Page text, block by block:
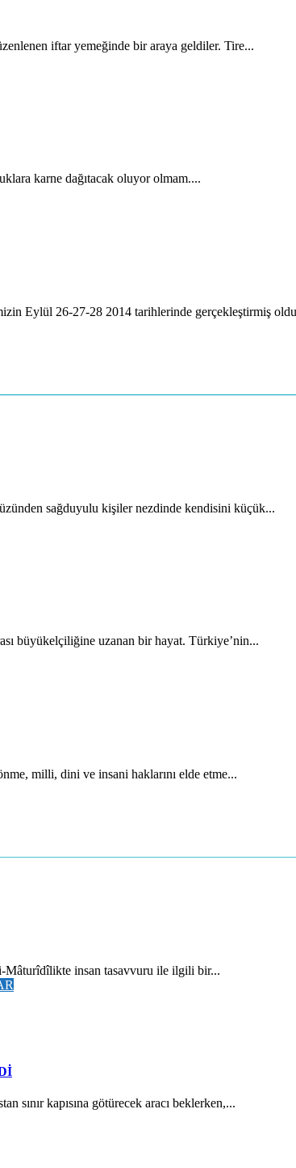
iftar yemeğinde bir araya geldiler. Tire...
karne dağıtacak oluyor olmam....
Eylül 26-27-28 2014 tarihlerinde gerçekleştirmiş
sağduyulu kişiler nezdinde kendisini küçük...
büyükelçiliğine uzanan bir hayat. Türkiye’nin...
milli, dini ve insani haklarını elde etme...
insan tasavvuru ile ilgili bir...
kapısına götürecek aracı beklerken,...